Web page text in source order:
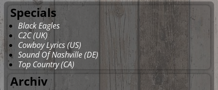
Specials
Black Eagles
C2C (UK)
Cowboy Lyrics (US)
Sound Of Nashville (DE)
Top Country (CA)
Archiv